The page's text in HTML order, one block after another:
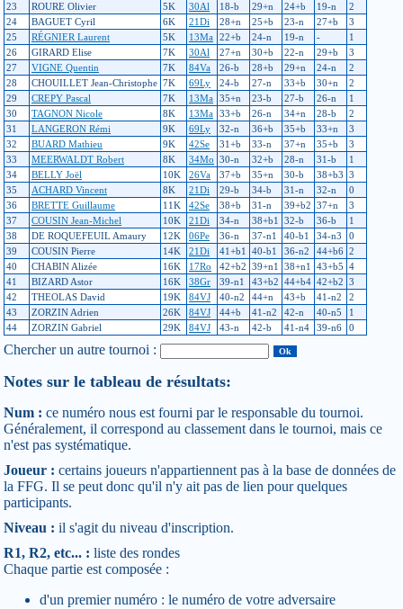
23
ROURE Olivier 5K 30Al 18-b 29+n 24+b 19-n
2
24
BAGUET Cyril 6K 21Di 28+n 25+b 23-n 27+b
3
25
RÉGNIER Laurent 5K 13Ma 22+b 24-n 19-n -
1
26
GIRARD Elise 7K 30Al 27+n 30+b 22-n 29+b
3
27
VIGNE Quentin 7K 84Va 26-b 28+b 29+n 24-n
2
28
CHOUILLET Jean-Christophe 7K 69Ly 24-b 27-n 33+b 30+n
2
29
CREPY Pascal 7K 13Ma 35+n 23-b 27-b 26-n
1
30
TAGNON Nicole 8K 13Ma 33+b 26-n 34+n 28-b
2
31
LANGERON Rémi 9K 69Ly 32-n 36+b 35+b 33+n
3
32
BUARD Mathieu 9K 42Se 31+b 33-n 37+n 35+b
3
33
MEERWALDT Robert 8K 34Mo 30-n 32+b 28-n 31-b
1
34
BELLY Joël 10K 26Va 37+b 35+n 30-b 38+b3 3
35
ACHARD Vincent 8K 21Di 29-b 34-b 31-n 32-n
0
36
BRETTE Guillaume 11K 42Se 38+b 31-n 39+b2 37+n
3
37
COUSIN Jean-Michel 10K 21Di 34-n 38+b1 32-b 36-b
1
38
DE ROQUEFEUIL Amaury 12K 06Pe 36-n 37-n1 40-b1 34-n3
0
39
COUSIN Pierre 14K 21Di 41+b1 40-b1 36-n2 44+b6 2
40
CHABIN Alizée 16K 17Ro 42+b2 39+n1 38+n1 43+b5 4
41
BIZARD Astor 16K 38Gr 39-n1 43+b2 44+b4 42+b2 3
42
THEOLAS David 19K 84VJ 40-n2 44+n 43+b 41-n2
2
43
ZORZIN Adrien 26K 84VJ 44+b 41-n2 42-n 40-n5
1
44
ZORZIN Gabriel 29K 84VJ 43-n 42-b 41-n4 39-n6 0
Chercher un autre tournoi :
Notes sur le tableau de résultats:
Num : ce numéro nous est fourni par le responsable du tournoi.
Généralement, il correspond au classement dans le tournoi, mais ce
n'est pas systématique.
Joueur : certains joueurs n'appartiennent pas à la base de données de
la FFG. Il se peut donc qu'il n'y ait pas de lien pour quelques
participants.
Niveau : il s'agit du niveau d'inscription.
R1, R2, etc... : liste des rondes
Chaque partie est composée :
d'un premier numéro : le numéro de votre adversaire